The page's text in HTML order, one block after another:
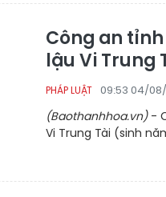
Công an
lậu Vi Trung
PHÁP LUẬT 09:53 04/
(Baothanhhoa.vn)-
Vi Trung Tài (sinh